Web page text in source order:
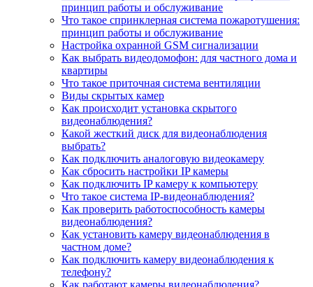
принцип работы и обслуживание
Что такое спринклерная система пожаротушения:
принцип работы и обслуживание
Настройка охранной GSM сигнализации
Как выбрать видеодомофон: для частного дома и
квартиры
Что такое приточная система вентиляции
Виды скрытых камер
Как происходит установка скрытого
видеонаблюдения?
Какой жесткий диск для видеонаблюдения
выбрать?
Как подключить аналоговую видеокамеру
Как сбросить настройки IP камеры
Как подключить IP камеру к компьютеру
Что такое система IP-видеонаблюдения?
Как проверить работоспособность камеры
видеонаблюдения?
Как установить камеру видеонаблюдения в
частном доме?
Как подключить камеру видеонаблюдения к
телефону?
Как работают камеры видеонаблюдения?